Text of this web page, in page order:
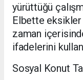
yürüttüğü
Elbette eksikler
zaman
ifadelerini
Sosyal Konut